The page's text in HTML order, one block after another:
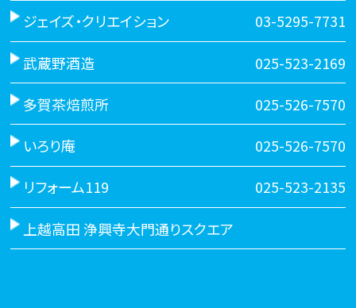
ジェイズ・クリエイション 03-5295-7731
武蔵野酒造 025-523-2169
多賀茶焙煎所 025-526-7570
いろり庵 025-526-7570
リフォーム119 025-523-2135
上越高田 浄興寺大門通りスクエア